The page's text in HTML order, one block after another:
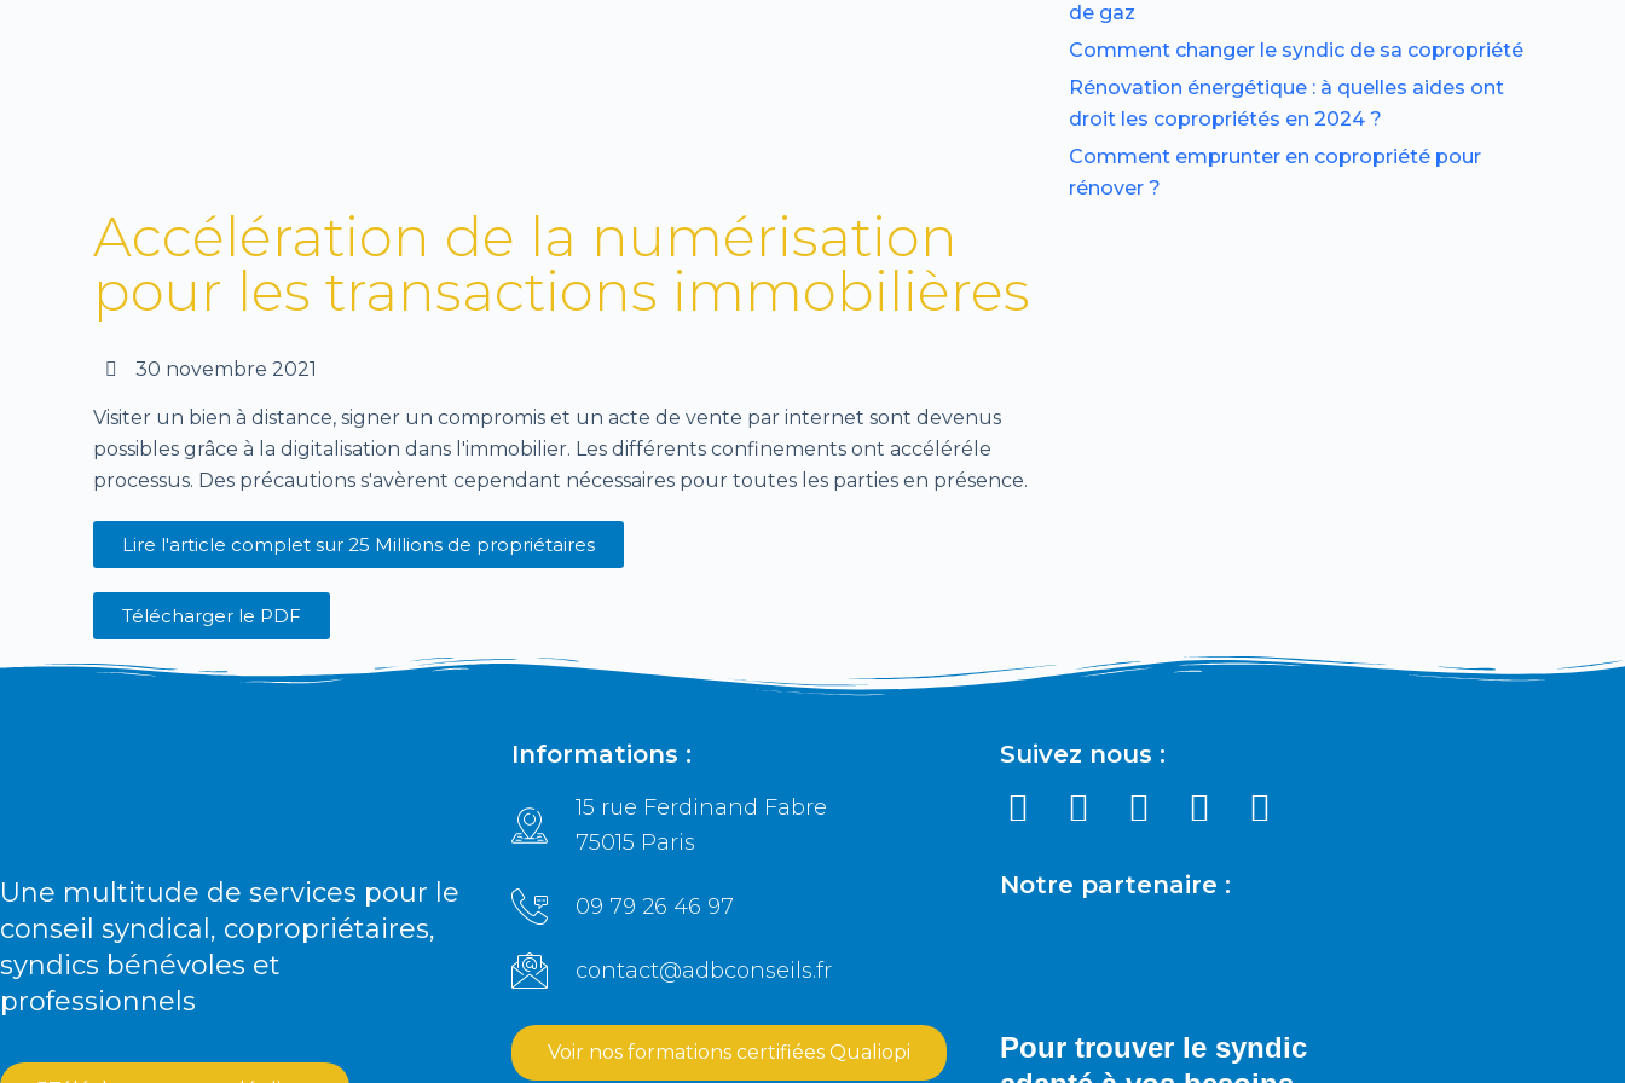
Accélération de la numérisation
pour les transactions immobilières
30 novembre 2021
Visiter un bien à distance, signer un compromis et un acte de vente par internet sont devenus
possibles grâce à la digitalisation dans l'immobilier. Les différents confinements ont accéléréle
processus. Des précautions s'avèrent cependant nécessaires pour toutes les parties en présence.
Lire l'article complet sur25 Millions de propriétaires
Télécharger le PDF
de gaz
Comment changer le syndic de sa copropriété
Rénovation énergétique : à quelles aides ont
droit les copropriétés en 2024 ?
Comment emprunter en copropriété pour
rénover ?
Une multitude de services pour le
conseil syndical, copropriétaires,
syndics bénévoles et
professionnels
Informations :
15 rue Ferdinand Fabre
75015 Paris
09 79 26 46 97
contact@adbconseils.fr
Voir nos formations certifiées Qualiopi
Suivez nous :
Notre partenaire :
Pour trouver le syndic